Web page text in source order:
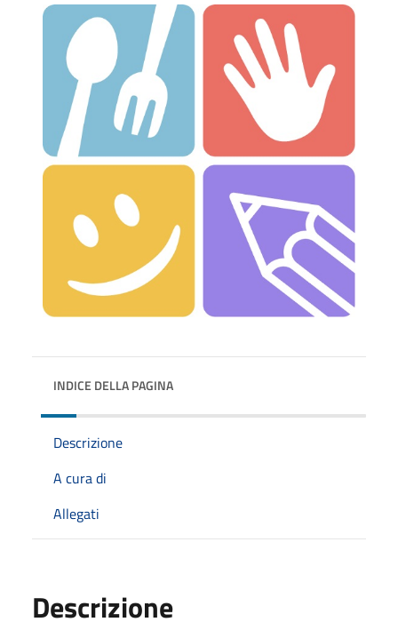
INDICE DELLA PAGINA
Descrizione
A cura di
Allegati
Descrizione